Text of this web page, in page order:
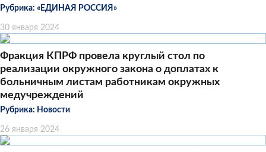
Рубрика: «ЕДИНАЯ РОССИЯ»
30 января 2024
Фракция КПРФ провела круглый стол по
реализации окружного закона о доплатах к
больничным листам работникам окружных
медучреждений
Рубрика: Новости
26 января 2024